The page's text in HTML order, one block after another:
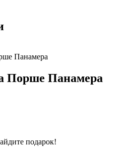
Панамера
Порше Панамера
подарок!